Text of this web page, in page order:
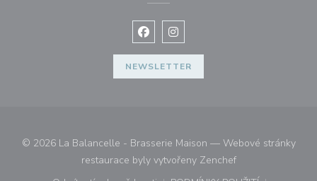
Facebook ((otevře se v novém
Instagram ((otevře se v
NEWSLETTER
© 2026 La Balancelle - Brasserie Maison — Webové stránky
restaurace byly vytvořeny Zenchef((otevře se v